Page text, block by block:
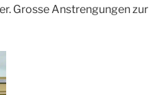
Grosse Anstrengungen zur